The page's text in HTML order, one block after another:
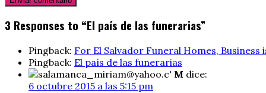
3 Responses to “El país de las funerarias”
Pingback: For El Salvador Funeral Homes,
Pingback: El país de las funerarias
M dice:
6 octubre 2015 a las 5:15 pm